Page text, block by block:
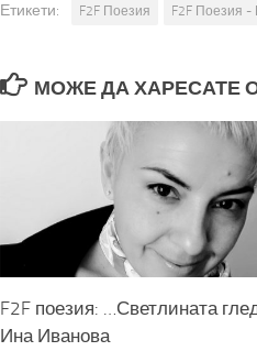
Етикети: F2F Поезия F2F Поезия
МОЖЕ ДА ХАРЕСАТЕ
F2F поезия: …Светлината
Ина Иванова